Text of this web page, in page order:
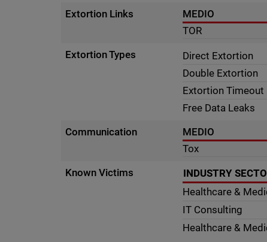
Extortion Links
MEDIO
TOR
Extortion Types
Direct Extortion
Double Extortion
Extortion Timeout
Free Data Leaks
Communication
MEDIO
Tox
Known Victims
INDUSTRY
Healthcare &
IT Consulting
Healthcare &